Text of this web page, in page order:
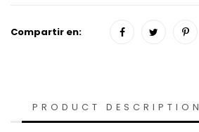
Compartir en:
PRODUCT DESCRIPTION